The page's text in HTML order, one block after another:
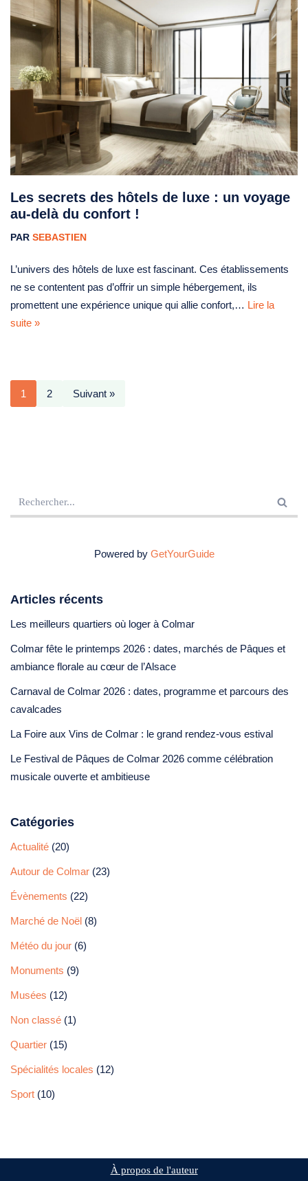
Les secrets des hôtels de luxe : un voyage
au-delà du confort !
PAR SEBASTIEN
L’univers des hôtels de luxe est fascinant. Ces établissements
ne se contentent pas d’offrir un simple hébergement, ils
promettent une expérience unique qui allie confort,… Lire la
suite »
1 2 Suivant »
Powered by GetYourGuide
Articles récents
Les meilleurs quartiers où loger à Colmar
Colmar fête le printemps 2026 : dates, marchés de Pâques et
ambiance florale au cœur de l’Alsace
Carnaval de Colmar 2026 : dates, programme et parcours des
cavalcades
La Foire aux Vins de Colmar : le grand rendez-vous estival
Le Festival de Pâques de Colmar 2026 comme célébration
musicale ouverte et ambitieuse
Catégories
Actualité (20)
Autour de Colmar (23)
Évènements (22)
Marché de Noël (8)
Météo du jour (6)
Monuments (9)
Musées (12)
Non classé (1)
Quartier (15)
Spécialités locales (12)
Sport (10)
À propos de l'auteur